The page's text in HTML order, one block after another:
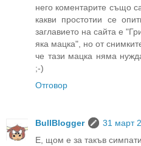
него коментарите също
какви простотии се
заглавието на сайта е
яка мацка", но от
че тази мацка няма
;-)
Отговор
BullBlogger
31 март
Е, щом е за такъв